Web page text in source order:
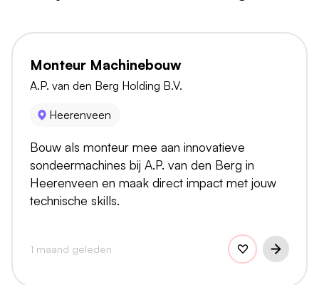
Monteur Machinebouw
A.P. van den Berg Holding B.V.
Heerenveen
Bouw als monteur mee aan innovatieve
sondeermachines bij A.P. van den Berg in
Heerenveen en maak direct impact met jouw
technische skills.
1 maand geleden